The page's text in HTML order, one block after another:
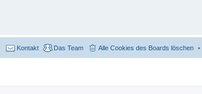
Alle Cookies des Boards löschen
Das Team
Kontakt